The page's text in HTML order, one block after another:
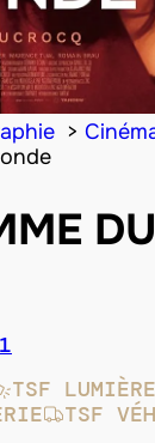
DU
TSF LUMIÈRE
TSF